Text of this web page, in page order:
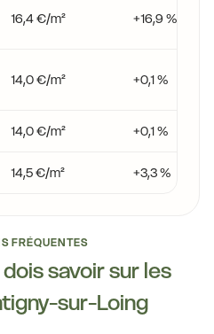
16,4 €/m² +16,9 %
14,0 €/m² +0,1 %
14,0 €/m² +0,1 %
14,5 €/m² +3,3 %
FRÉQUENTES
savoir sur les
sur-Loing